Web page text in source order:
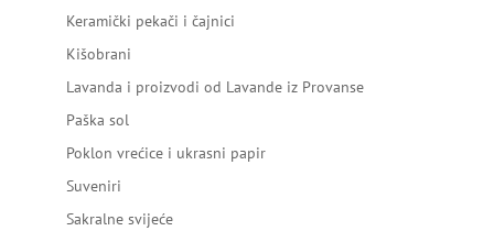
Keramički pekači i čajnici
Kišobrani
Lavanda i proizvodi od Lavande iz Provanse
Paška sol
Poklon vrećice i ukrasni papir
Suveniri
Sakralne svijeće